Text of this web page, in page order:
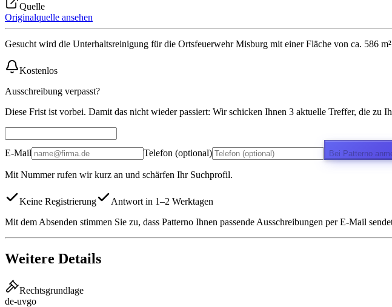
Quelle
Originalquelle ansehen
Gesucht wird die Unterhaltsreinigung für die Ortsfeuerwehr Misburg mit einer Fläche von ca. 586
Kostenlos
Ausschreibung verpasst?
Diese Frist ist vorbei. Damit das nicht wieder passiert: Wir schicken Ihnen 3 aktuelle Treffer, die zu
E-Mail Telefon (optional) Bei Patterno
Mit Nummer rufen wir kurz an und schärfen Ihr Suchprofil.
Keine Registrierung
Antwort in 1–2 Werktagen
Mit dem Absenden stimmen Sie zu, dass Patterno Ihnen passende Ausschreibungen per E-Mail
Weitere Details
Rechtsgrundlage
de-uvgo